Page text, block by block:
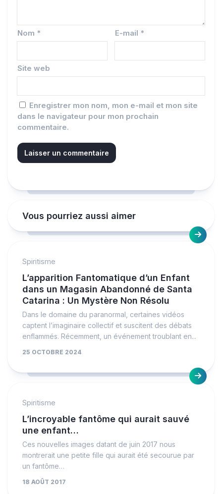
Nom * E-mail *
Site web
Enregistrer mon nom, mon e-mail et mon site
dans le navigateur pour mon prochain
commentaire.
Vous pourriez aussi aimer
Spiritisme
L’apparition Fantomatique d’un Enfant
dans un Magasin Abandonné de Santa
Catarina : Un Mystère Non Résolu
Dans le domaine du paranormal, certaines vidéos
captent l’imaginaire collectif et suscitent des débats
enflammés. Récemment, un événement troublant en...
25 OCTOBRE 2024
Spiritisme
L’incroyable fantôme qui aurait sauvé
une enfant…
Ces nouvelles images datant de juin 2017 nous
montrerait une petite fille qui aurait été secourue par
un fantôme…
18 AOÛT 2017